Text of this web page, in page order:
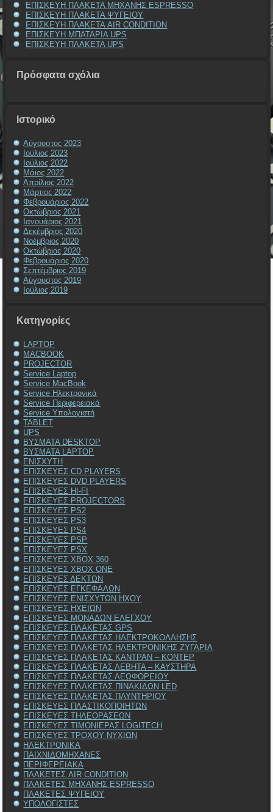
ΕΠΙΣΚΕΥΗ ΠΛΑΚΕΤΑ ΜΗΧΑΝΗΣ ESPRESSO
ΕΠΙΣΚΕΥΗ ΠΛΑΚΕΤΑ ΨΥΓΕΙΟΥ
ΕΠΙΣΚΕΥΗ ΠΛΑΚΕΤΑ AIR CONDITION
ΕΠΙΣΚΕΥΗ ΜΠΑΤΑΡΙΑ UPS
ΕΠΙΣΚΕΥΗ ΠΛΑΚΕΤΑ UPS
Πρόσφατα σχόλια
Ιστορικό
Αύγουστος 2023
Ιούλιος 2023
Ιούλιος 2022
Μάιος 2022
Απρίλιος 2022
Μάρτιος 2022
Φεβρουάριος 2022
Οκτώβριος 2021
Ιανουάριος 2021
Δεκέμβριος 2020
Νοέμβριος 2020
Οκτώβριος 2020
Φεβρουάριος 2020
Σεπτέμβριος 2019
Αύγουστος 2019
Ιούλιος 2019
Kατηγορίες
LAPTOP
MACBOOK
PROJECTOR
Service Laptop
Service MacBook
Service Ηλεκτρονικά
Service Περιφερειακά
Service Υπολογιστή
TABLET
UPS
ΒΥΣΜΑΤΑ DESKTOP
ΒΥΣΜΑΤΑ LAPTOP
ΕΝΙΣΧΥΤΗ
ΕΠΙΣΚΕΥΕΣ CD PLAYERS
ΕΠΙΣΚΕΥΕΣ DVD PLAYERS
ΕΠΙΣΚΕΥΕΣ HI-FI
ΕΠΙΣΚΕΥΕΣ PROJECTORS
ΕΠΙΣΚΕΥΕΣ PS2
ΕΠΙΣΚΕΥΕΣ PS3
ΕΠΙΣΚΕΥΕΣ PS4
ΕΠΙΣΚΕΥΕΣ PSP
ΕΠΙΣΚΕΥΕΣ PSX
ΕΠΙΣΚΕΥΕΣ XBOX 360
ΕΠΙΣΚΕΥΕΣ XBOX ONE
ΕΠΙΣΚΕΥΕΣ ΔΕΚΤΩΝ
ΕΠΙΣΚΕΥΕΣ ΕΓΚΕΦΑΛΩΝ
ΕΠΙΣΚΕΥΕΣ ΕΝΙΣΧΥΤΩΝ ΗΧΟΥ
ΕΠΙΣΚΕΥΕΣ ΗΧΕΙΩΝ
ΕΠΙΣΚΕΥΕΣ ΜΟΝΑΔΩΝ ΕΛΕΓΧΟΥ
ΕΠΙΣΚΕΥΕΣ ΠΛΑΚΕΤΑΣ GPS
ΕΠΙΣΚΕΥΕΣ ΠΛΑΚΕΤΑΣ ΗΛΕΚΤΡΟΚΟΛΛΗΣΗΣ
ΕΠΙΣΚΕΥΕΣ ΠΛΑΚΕΤΑΣ ΗΛΕΚΤΡΟΝΙΚΗΣ ΖΥΓΑΡΙΑ
ΕΠΙΣΚΕΥΕΣ ΠΛΑΚΕΤΑΣ ΚΑΝΤΡΑΝ – ΚΟΝΤΕΡ
ΕΠΙΣΚΕΥΕΣ ΠΛΑΚΕΤΑΣ ΛΕΒΗΤΑ – ΚΑΥΣΤΗΡΑ
ΕΠΙΣΚΕΥΕΣ ΠΛΑΚΕΤΑΣ ΛΕΩΦΟΡΕΙΟΥ
ΕΠΙΣΚΕΥΕΣ ΠΛΑΚΕΤΑΣ ΠΙΝΑΚΙΔΩΝ LED
ΕΠΙΣΚΕΥΕΣ ΠΛΑΚΕΤΑΣ ΠΛΥΝΤΗΡΙΟΥ
ΕΠΙΣΚΕΥΕΣ ΠΛΑΣΤΙΚΟΠΟΙΗΤΩΝ
ΕΠΙΣΚΕΥΕΣ ΤΗΛΕΟΡΑΣΕΩΝ
ΕΠΙΣΚΕΥΕΣ ΤΙΜΟΝΙΕΡΑΣ LOGITECH
ΕΠΙΣΚΕΥΕΣ ΤΡΟΧΟΥ ΝΥΧΙΩΝ
ΗΛΕΚΤΡΟΝΙΚΑ
ΠΑΙΧΝΙΔΟΜΗΧΑΝΕΣ
ΠΕΡΙΦΕΡΕΙΑΚΑ
ΠΛΑΚΕΤΕΣ AIR CONDITION
ΠΛΑΚΕΤΕΣ ΜΗΧΑΝΗΣ ESPRESSO
ΠΛΑΚΕΤΕΣ ΨΥΓΕΙΟΥ
ΥΠΟΛΟΓΙΣΤΕΣ